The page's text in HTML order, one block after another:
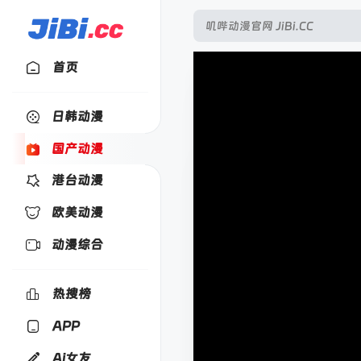
首页
日韩动漫
国产动漫
港台动漫
欧美动漫
动漫综合
热搜榜
APP